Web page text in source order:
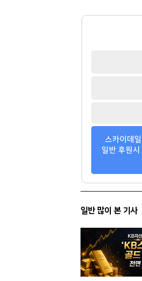
스카이데
일반 후원
일반 많이 본 기사